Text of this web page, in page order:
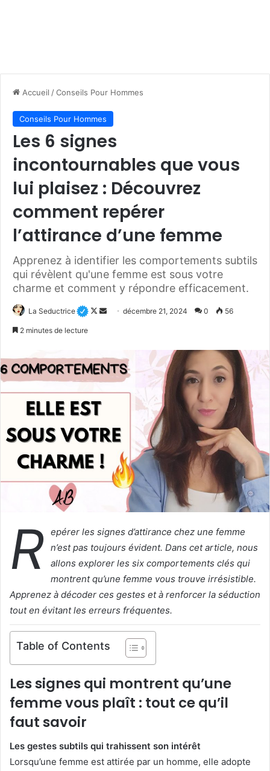
Accueil /Conseils Pour Hommes
Conseils Pour Hommes
Les 6 signes
incontournables que vous
lui plaisez : Découvrez
comment repérer
l’attirance d’une femme
Apprenez à identifier les comportements subtils
qui révèlent qu'une femme est sous votre
charme et comment y répondre efficacement.
La Seductrice
Follow
Envoyerdécembre 21, 2024 0 56
2 minutes de lecture
R
epérer les signes d’attirance chez une femme
n’est pas toujours évident. Dans cet article, nous
allons explorer les six comportements clés qui
montrent qu’une femme vous trouve irrésistible.
Apprenez à décoder ces gestes et à renforcer la séduction
tout en évitant les erreurs fréquentes.
Table of Contents
Les signes qui montrent qu’une
femme vous plaît : tout ce qu’il
faut savoir
Les gestes subtils qui trahissent son intérêt
Lorsqu’une femme est attirée par un homme, elle adopte